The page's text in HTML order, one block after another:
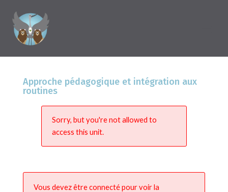
Approche pédagogique et intégration aux
routines
Sorry, but you're not allowed to
access this unit.
Vous devez être connecté pour voir la